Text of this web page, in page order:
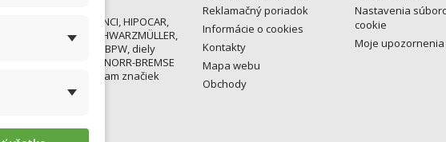
KÖGEL, MENCI, HIPOCAR,
MAXTRAILER, SCHWARZMÜLLER,
SAF HOLLAND, BPW, diely
a HALDEX, KNORR-BREMSE
a svetelný program značiek
Reklamačný poriadok
Informácie o cookies
Kontakty
Mapa webu
Obchody
Nastavenia
cookie
Moje upozornenia